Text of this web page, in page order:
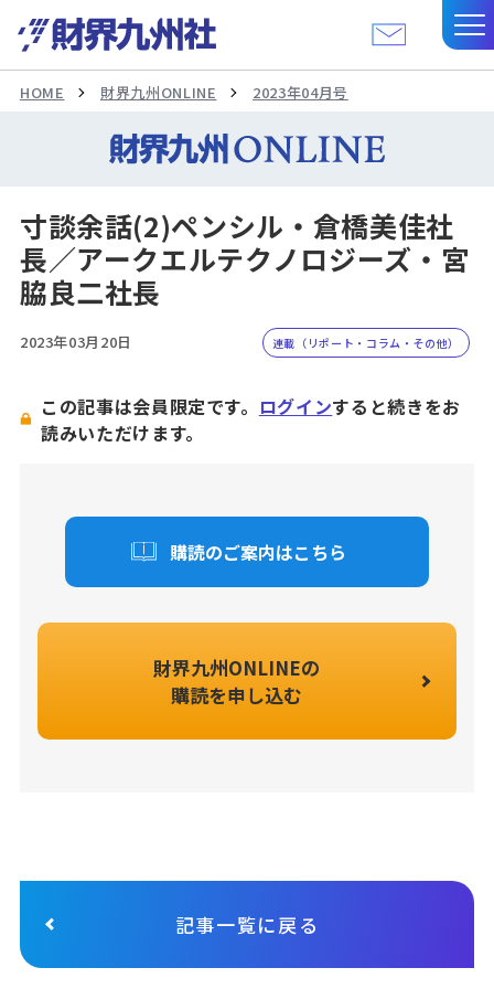
HOME 財界九州ONLINE 2023年04月号
寸談余話(2)ペンシル・倉橋美佳社
長／アークエルテクノロジーズ・宮
脇良二社長
2023年03月20日 連載（リポート・コラム・その他）
この記事は会員限定です。 ログインすると続きをお
読みいただけます。
購読のご案内はこちら
財界九州ONLINEの
購読を申し込む
記事一覧に戻る